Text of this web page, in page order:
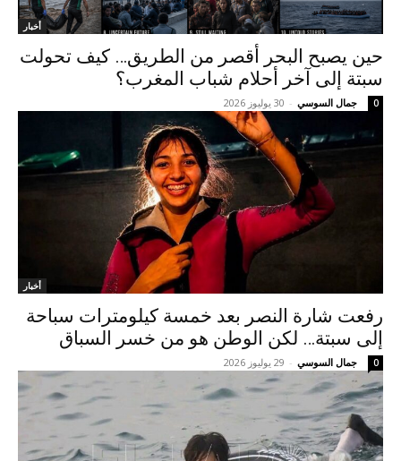
أخبار
حين يصبح البحر أقصر من الطريق… كيف تحولت
سبتة إلى آخر أحلام شباب المغرب؟
جمال السوسي - 30 يوليوز 2026 0
أخبار
رفعت شارة النصر بعد خمسة كيلومترات سباحة
إلى سبتة… لكن الوطن هو من خسر السباق
جمال السوسي - 29 يوليوز 2026 0